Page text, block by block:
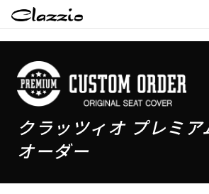
クラッツィオ プレミア
オーダー